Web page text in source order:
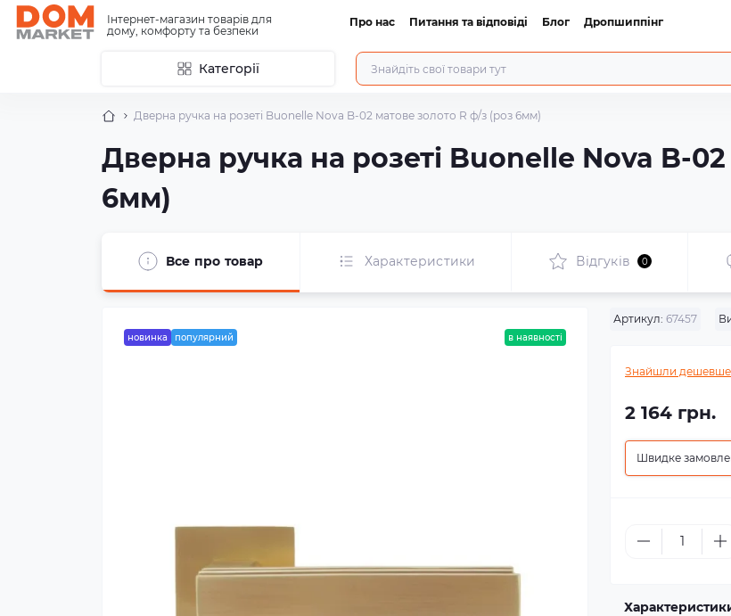
Інтернет-магазин товарів для
дому, комфорту та безпеки
Про нас Питання та відповіді Блог Дропшиппінг
Категорії
Дверна ручка на розеті Buonelle Nova B-02 матове золото R ф/з (роз 6мм)
Дверна ручка на розеті Buonelle Nova B-
6мм)
Все про товар Характеристики Відгуків 0
новинка популярний в наявності
Артикул: 67457
Знайшли
2 164 грн.
Швидке